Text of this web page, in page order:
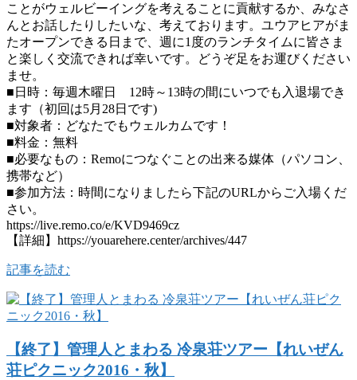
ことがウェルビーイングを考えることに貢献するか、みなさ
んとお話したりしたいな、考えております。ユウアヒアがま
たオープンできる日まで、週に1度のランチタイムに皆さま
と楽しく交流できれば幸いです。どうぞ足をお運びください
ませ。
■日時：毎週木曜日 12時～13時の間にいつでも入退場でき
ます（初回は5月28日です)
■対象者：どなたでもウェルカムです！
■料金：無料
■必要なもの：Remoにつなぐことの出来る媒体（パソコン、
携帯など）
■参加方法：時間になりましたら下記のURLからご入場くだ
さい。
https://live.remo.co/e/KVD9469cz
【詳細】https://youarehere.center/archives/447
記事を読む
【終了】管理人とまわる 冷泉荘ツアー【れいぜん
荘ピクニック2016・秋】